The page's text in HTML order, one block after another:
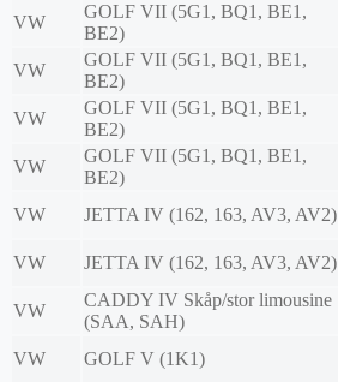
VW
GOLF VII (5G1, BQ1, BE1,
BE2)
VW
GOLF VII (5G1, BQ1, BE1,
BE2)
VW
GOLF VII (5G1, BQ1, BE1,
BE2)
VW
GOLF VII (5G1, BQ1, BE1,
BE2)
VW
JETTA IV (162, 163, AV3, AV2)
VW
JETTA IV (162, 163, AV3, AV2)
VW
CADDY IV Skåp/stor limousine
(SAA, SAH)
VW
GOLF V (1K1)